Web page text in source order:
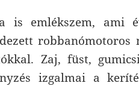
is emlékszem, ami
robbanómotoros
Zaj, füst,
izgalmai a